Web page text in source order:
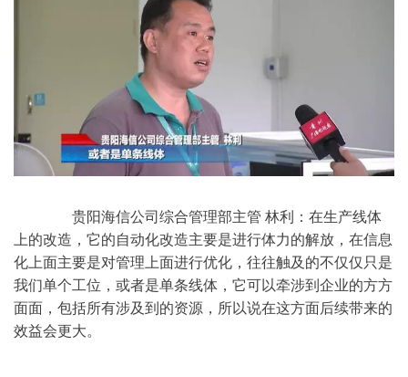
上的改造，它的自动化改造主要是进行体力的解放，在信息
化上面主要是对管理上面进行优化，往往触及的不仅仅只是
我们单个工位，或者是单条线体，它可以牵涉到企业的方方
面面，包括所有涉及到的资源，所以说在这方面后续带来的
效益会更大。